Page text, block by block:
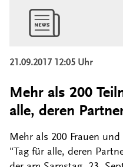
21.09.2017 12:05 Uhr
Mehr als 200
alle, deren
Mehr als 200 Frauen
"Tag für alle, deren